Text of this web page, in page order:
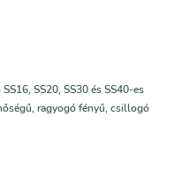
SS20, SS30 és SS40-es
ragyogó fényű, csillogó